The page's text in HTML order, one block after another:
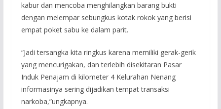
kabur dan mencoba menghilangkan barang bukti
dengan melempar sebungkus kotak rokok yang berisi
empat poket sabu ke dalam parit.
“Jadi tersangka kita ringkus karena memiliki gerak-gerik
yang mencurigakan, dan terlebih disekitaran Pasar
Induk Penajam di kilometer 4 Kelurahan Nenang
informasinya sering dijadikan tempat transaksi
narkoba,”ungkapnya.